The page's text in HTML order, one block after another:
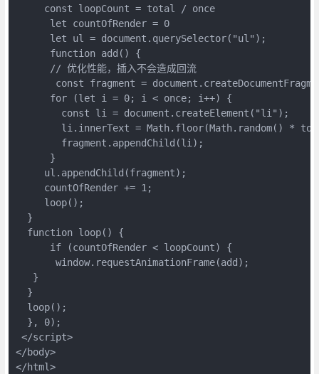
     const loopCount = total / once
      let countOfRender = 0
      let ul = document.querySelector("ul");
      function add() {
      // 优化性能，插入不会造成回流
const fragment =
      for (let i = 0; i < once; i++) {
        const li = document.createElement("li");
li.innerText = Math.floor(Math.random() *
        fragment.appendChild(li);
      }
     ul.appendChild(fragment);
     countOfRender += 1;
     loop();
  }
  function loop() {
      if (countOfRender < loopCount) {
       window.requestAnimationFrame(add);
   }
  }
  loop();
  }, 0);
</script>
</body>
</html>